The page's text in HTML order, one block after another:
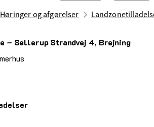
Høringer og afgørelser
– Sellerup Strandvej 4, Brejning
2026